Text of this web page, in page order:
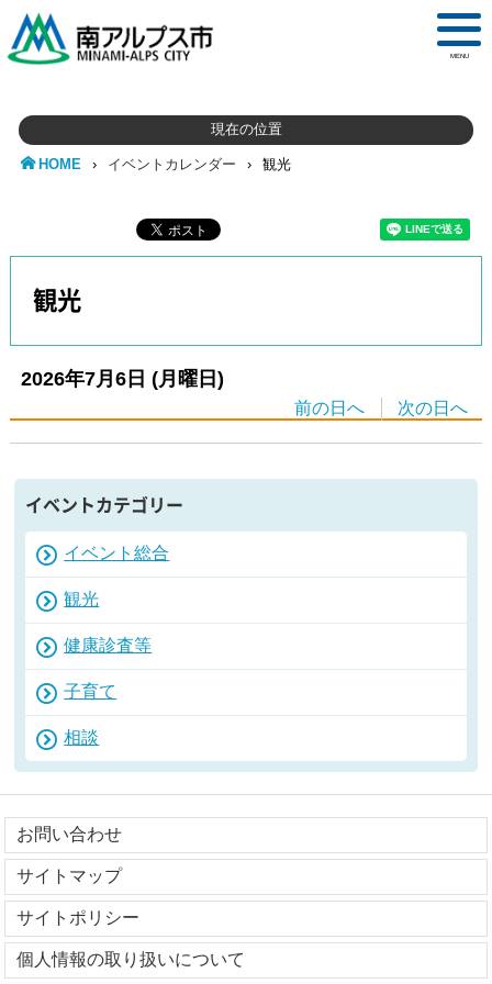
MENU
現在の位置
HOME › イベントカレンダー › 観光
観光
2026年7月6日 (月 曜日)
前の日へ 次の日へ
イベントカテゴリー
イベント総合
観光
健康診査等
子育て
相談
お問い合わせ
サイトマップ
サイトポリシー
個人情報の取り扱いについて